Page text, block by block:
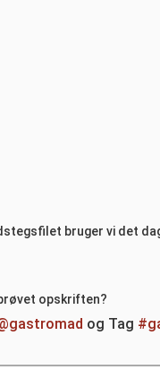
bruger vi det
opskriften?
og Tag